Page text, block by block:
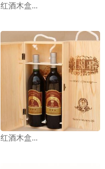
红酒木盒...
红酒木盒...